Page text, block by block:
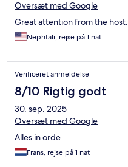
Oversæt med Google
Great attention from the host.
Nephtali, rejse på 1 nat
Verificeret anmeldelse
8/10 Rigtig godt
30. sep. 2025
Oversæt med Google
Alles in orde
Frans, rejse på 1 nat